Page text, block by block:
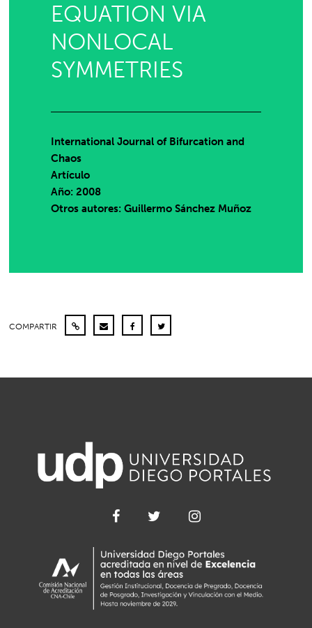
EQUATION VIA
NONLOCAL
SYMMETRIES
International Journal of Bifurcation and
Chaos
Artículo
Año: 2008
Otros autores: Guillermo Sánchez Muñoz
COMPARTIR